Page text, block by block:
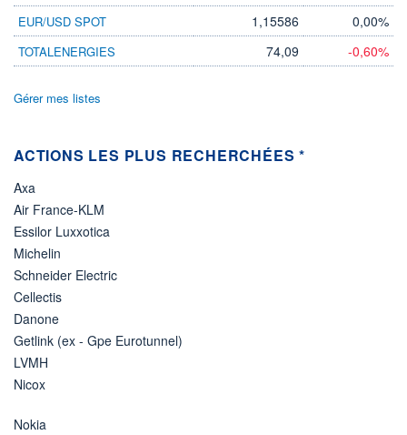
EUR/USD SPOT 1,15586 0,00%
TOTALENERGIES 74,09 -0,60%
Gérer mes listes
ACTIONS LES PLUS RECHERCHÉES *
Axa
Air France-KLM
Essilor Luxxotica
Michelin
Schneider Electric
Cellectis
Danone
Getlink (ex - Gpe Eurotunnel)
LVMH
Nicox
Nokia